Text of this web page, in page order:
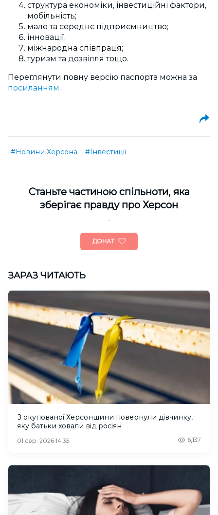
структура економіки, інвестиційні фактори,
мобільність;
мале та середнє підприємництво;
інновації,
міжнародна співпраця;
туризм та дозвілля тощо.
Переглянути повну версію паспорта можна за
посиланням.
#Новини Херсона #Інвестиції
Cтаньте частиною спільноти, яка
зберігає правду про Херсон
ДОНАТ
ЗАРАЗ ЧИТАЮТЬ
З окупованої Херсонщини повернули дівчинку,
яку батьки ховали від росіян
01 сер. 2026 14:35 6,137